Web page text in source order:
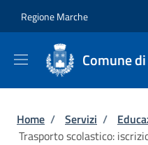
Regione Marche
Comune
Briciole di
Home / Servizi /
Trasporto scolastico: